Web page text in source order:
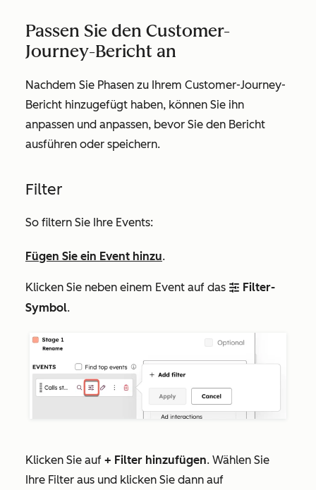
Passen Sie den Customer-
Journey-Bericht an
Nachdem Sie Phasen zu Ihrem Customer-Journey-
Bericht hinzugefügt haben, können Sie ihn
anpassen und anpassen, bevor Sie den Bericht
ausführen oder speichern.
Filter
So filtern Sie Ihre Events:
Fügen Sie ein Event hinzu.
Klicken Sie neben einem Event auf das filter Filter-
Symbol.
Klicken Sie auf + Filter hinzufügen. Wählen Sie
Ihre Filter aus und klicken Sie dann auf